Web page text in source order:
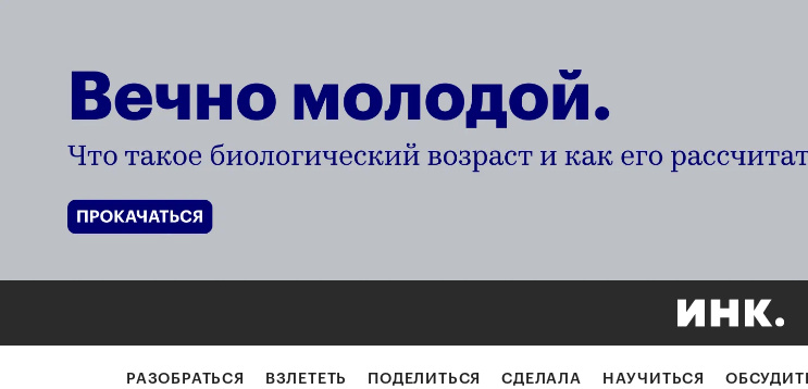
РАЗОБРАТЬСЯ ВЗЛЕТЕТЬ ПОДЕЛИТЬСЯ СДЕЛАЛА НАУЧИТЬСЯ